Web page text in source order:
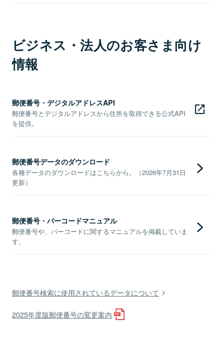
ビジネス・法人のお客さま向け
情報
郵便番号・デジタルアドレスAPI
郵便番号とデジタルアドレスから住所を取得できる公式API
を提供。
郵便番号データのダウンロード
各種データのダウンロードはこちらから。（2026年7月31日
更新）
郵便番号・バーコードマニュアル
郵便番号や、バーコードに関するマニュアルを掲載していま
す。
郵便番号検索に使用されているデータについて
2025年度版郵便番号の変更案内